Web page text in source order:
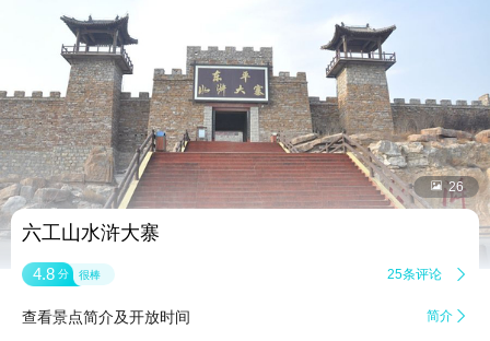
 26
六工山水浒大寨
4.8 分 很棒 25条评论 
查看景点简介及开放时间 简介 